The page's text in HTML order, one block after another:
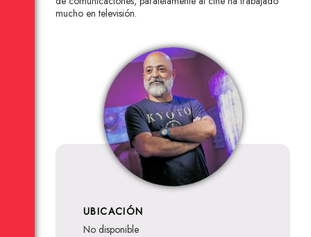
mucho en televisión.
UBICACIÓN
no disponible